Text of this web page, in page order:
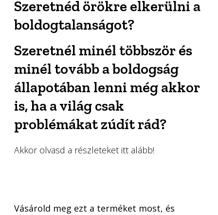
Szeretnéd örökre elkerülni a
boldogtalanságot?
Szeretnél minél többször és
minél tovább a boldogság
állapotában lenni még akkor
is, ha a világ csak
problémákat zúdít rád?
Akkor olvasd a részleteket itt alább!
Vásárold meg ezt a terméket most, és